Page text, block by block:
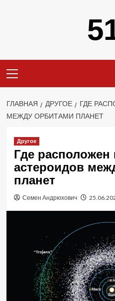
меню
ГЛАВНАЯ ДРУГОЕ
ГДЕ
МЕЖДУ ОРБИТАМИ ПЛАНЕТ
Другое
Где расположен
астероидов
планет
Семен Андрюхович